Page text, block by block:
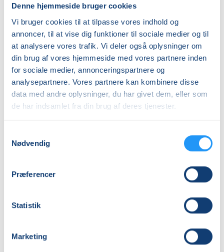
Denne hjemmeside bruger cookies
Vi bruger cookies til at tilpasse vores indhold og
annoncer, til at vise dig funktioner til sociale medier og til
at analysere vores trafik. Vi deler også oplysninger om
din brug af vores hjemmeside med vores partnere inden
for sociale medier, annonceringspartnere og
analysepartnere. Vores partnere kan kombinere disse
data med andre oplysninger, du har givet dem, eller som
de har indsamlet fra din brug af deres tjenester.
Nødvendig
Præferencer
Statistik
Marketing
Info
Nummer
462322
Første mødegang
søndag 20.09.2026, kl. 10.00 - 12.00
Sidste mødegang
søndag 27.09.2026, kl. 10.00 - 12.00
mødegange
, Holbæk
Se på kort
Praktiske oplysninger